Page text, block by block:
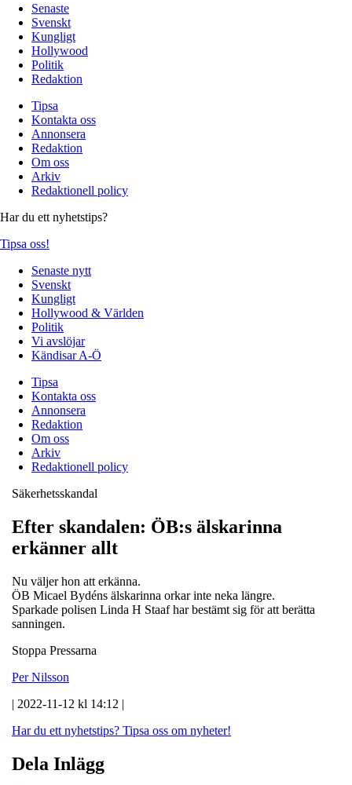
Senaste
Svenskt
Kungligt
Hollywood
Politik
Redaktion
Tipsa
Kontakta oss
Annonsera
Redaktion
Om oss
Arkiv
Redaktionell policy
Har du ett nyhetstips?
Tipsa oss!
Senaste nytt
Svenskt
Kungligt
Hollywood & Världen
Politik
Vi avslöjar
Kändisar A-Ö
Tipsa
Kontakta oss
Annonsera
Redaktion
Om oss
Arkiv
Redaktionell policy
Säkerhetsskandal
Efter skandalen: ÖB:s älskarinna
erkänner allt
Nu väljer hon att erkänna.
ÖB Micael Bydéns älskarinna orkar inte neka längre.
Sparkade polisen Linda H Staaf har bestämt sig för att berätta
sanningen.
Stoppa Pressarna
Per Nilsson
| 2022-11-12 kl 14:12 |
Har du ett nyhetstips? Tipsa oss om nyheter!
Dela Inlägg